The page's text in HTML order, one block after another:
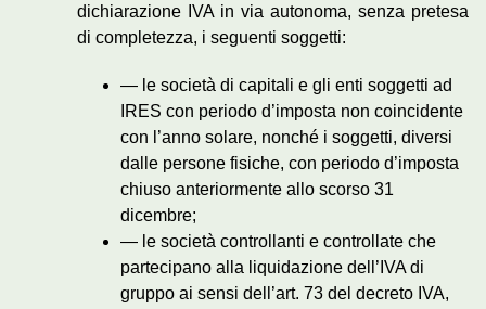
dichiarazione IVA in via autonoma, senza pretesa
di completezza, i seguenti soggetti:
— le società di capitali e gli enti soggetti ad
IRES con periodo d’imposta non coincidente
con l’anno solare, nonché i soggetti, diversi
dalle persone fisiche, con periodo d’imposta
chiuso anteriormente allo scorso 31
dicembre;
— le società controllanti e controllate che
partecipano alla liquidazione dell’IVA di
gruppo ai sensi dell’art. 73 del decreto IVA,